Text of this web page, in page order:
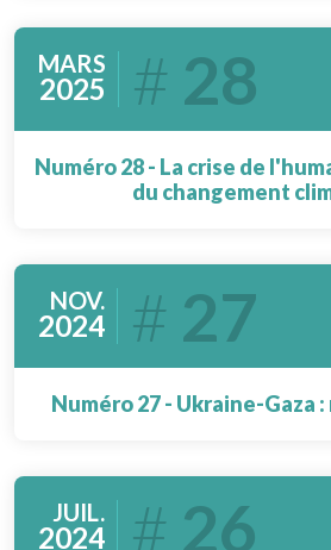
MARS
2025 28
Numéro 28 - La crise de
du changement
NOV.
2024 27
Numéro 27 - Ukraine-Gaza
JUIL.
2024 26